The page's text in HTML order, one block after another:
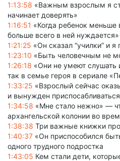
1:13:58 «Важным взрослым я
начинает доверять»
1:16:51 «Когда ребенок меньше
больше всего в ней нуждается»
1:21:25 «Он сказал “училки” и я
1:23:10 «Быть человечным не
1:26:18 «Они не умеют слушать
так в семье героя в сериале
1:33:25 «Взрослый сейчас
и вынужден
1:34:58 «Мне стало нежно» —
архангельской колонии во
1:38:38 Три важные книжки
1:40:37 «Он приспособился
одного трудного подростка
1:43:05 Кем стали дети,